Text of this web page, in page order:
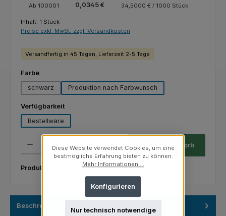
Ab 100001 0,0345 € 34,5000 € / 1000 Stück
Inhalt: 1 Stück
Preise exkl. MwSt. zzgl. Versandkosten
Versandfertig in 45 Tagen, Lieferzeit 2-5 Tage
Farbeauswählen
schwarz
Produktion nach Farbwunsch
Verfügbarkeitauswählen
Bestellware
Produkt Anzahl: Gib den gewünschten Wert ein oder benutze die
In den Warenkorb
Produktnummer: 03.02.13/1084.4
Beschreibung
Diese Website verwendet Cookies, um eine
bestmögliche Erfahrung bieten zu können.
Mehr Informationen ...
Nur technisch notwendige
Konfigurieren